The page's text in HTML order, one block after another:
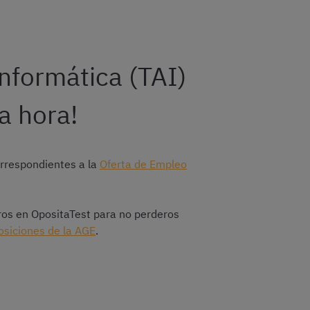
(TAI)
hora!
a la Oferta de Empleo
en OpositaTest para no perderos
de la AGE.